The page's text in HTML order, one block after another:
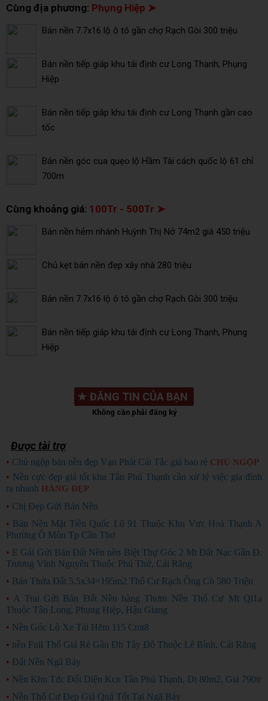
Cùng địa phương: Phụng Hiệp ➤
Bán nền 7.7x16 lộ ô tô gần chợ Rạch Gòi 300 triệu
Bán nền tiếp giáp khu tái định cư Long Thạnh, Phụng
Hiệp
Bán nền tiếp giâp khu tái định cư Long Thạnh gần cao
tốc
Bán nền góc cua quẹo lộ Hầm Tài cách quốc lộ 61 chỉ
700m
Cùng khoảng giá: 100Tr - 500Tr ➤
Bán nền hẻm nhánh Huỳnh Thị Nở 74m2 giá 450 triệu
Chủ kẹt bán nền đẹp xây nhà 280 triệu
Bán nền 7.7x16 lộ ô tô gần chợ Rạch Gòi 300 triệu
Bán nền tiếp giáp khu tái định cư Long Thạnh, Phụng
Hiệp
★ ĐĂNG TIN CỦA BẠN
Không cần phải đăng ký
Được tài trợ
• Chủ ngộp bán nền đẹp Vạn Phát Cái Tắc giá bao rẻ CHỦ NGỘP
• Nền cực đẹp giá tốt khu Tân Phú Thạnh cần xử lý việc gia đình
ra nhanh HÀNG ĐẸP
• Chị Đẹp Gửi Bán Nền
• Bán Nền Mặt Tiền Quốc Lộ 91 Thuộc Khu Vực Hoà Thạnh A
Phường Ô Môn Tp Cần Thơ
• E Gái Gửi Bán Đất Nền nền Biệt Thự Góc 2 Mt Đất Nạc Gần Đ.
Trương Vĩnh Nguyên Thuộc Phú Thứ, Cái Răng
• Bán Thửa Đất 5.5x34=195m2 Thổ Cư Rạch Ông Cò 580 Triệu
• A Trai Gửi Bán Đất Nền hàng Thơm Nền Thổ Cư Mt Ql1a
Thuộc Tân Long, Phụng Hiệp, Hậu Giang
• Nền Góc Lộ Xe Tải Hẽm 115 Cmt8
• nền Full Thổ Giá Rẻ Gần Đh Tây Đô Thuộc Lê Bình, Cái Răng
• Đất Nền Ngã Bảy
• Nền Khu Tđc Đối Diện Kcn Tân Phú Thạnh, Dt 80m2, Giá 790tr
• Nền Thổ Cư Đẹp Giá Quá Tốt Tại Ngã Bảy